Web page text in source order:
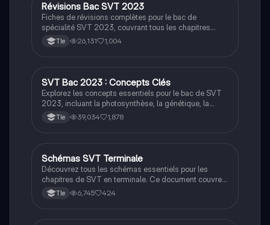
SVT
Révisions Bac SVT 2023
Fiches de révisions complètes pour le bac de
spécialité SVT 2023, couvrant tous les chapitres
essentiels tels que la génétique évolutive, la
photosynthèse, la communication nerveuse, et les
compris les réponses au stress et les mécanismes de
reproduction.
Tle 26,131 1,004
SVT
SVT Bac 2023 : Concepts Clés
Explorez les concepts essentiels pour le bac de SVT
2023, incluant la photosynthèse, la génétique, la
géologie, le climat, et la santé humaine. Ce résumé
complet couvre les mécanismes de reproduction, les
terminale.
Tle 39,034 1,878
SVT
Schémas SVT Terminale
Découvrez tous les schémas essentiels pour les
chapitres de SVT en terminale. Ce document couvre
des thèmes variés tels que la photosynthèse, la
reproduction des plantes, la génétique, et les réflexes
Tle 6,745 424